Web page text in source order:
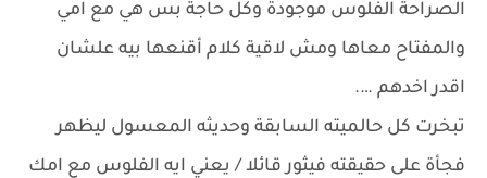
الصراحة الفلوس موجودة وكل حاجة بس هي مع امي
والمفتاح معاها ومش لاقية كلام أقنعها بيه علشان
اقدر اخدهم ….
تبخرت كل حالميته السابقة وحديثه المعسول ليظهر
فجأة على حقيقته فيثور قائلا / يعني ايه الفلوس مع امك